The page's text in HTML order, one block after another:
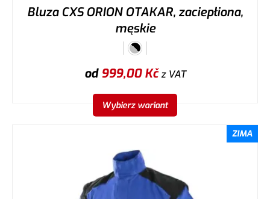
Bluza CXS ORION OTAKAR, zaciepłiona,
męskie
od999,00Kčz VAT
Wybierz wariant
ZIMA